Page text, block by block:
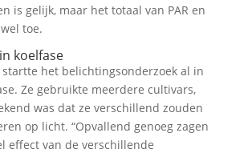
is gelijk, maar het totaal van PAR en
toe.
koelfase
startte het belichtingsonderzoek al in
Ze gebruikte meerdere cultivars,
was dat ze verschillend zouden
op licht. “Opvallend genoeg zagen
effect van de verschillende